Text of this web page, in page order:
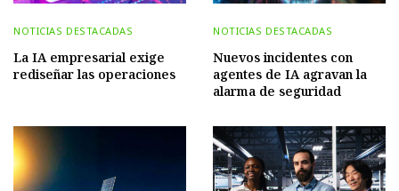
NOTICIAS DESTACADAS
La IA empresarial exige
rediseñar las operaciones
NOTICIAS DESTACADAS
Nuevos incidentes con
agentes de IA agravan la
alarma de seguridad